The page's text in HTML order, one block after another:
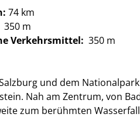
74 km
350 m
Verkehrsmittel: 350 m
und dem
Nah am Zentrum, von
zum berühmten